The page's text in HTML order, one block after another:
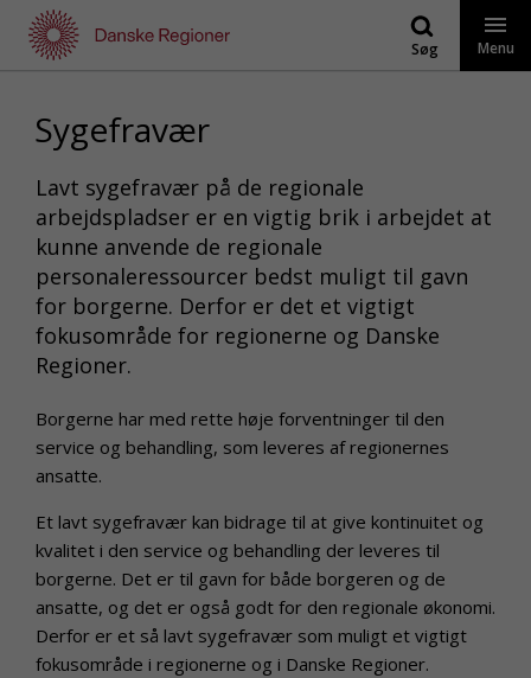
indhold
Søg Menu
Sygefravær
Lavt sygefravær på de regionale
arbejdspladser er en vigtig brik i arbejdet at
kunne anvende de regionale
personaleressourcer bedst muligt til gavn
for borgerne. Derfor er det et vigtigt
fokusområde for regionerne og Danske
Regioner.
Borgerne har med rette høje forventninger til den
service og behandling, som leveres af regionernes
ansatte.
Et lavt sygefravær kan bidrage til at give kontinuitet og
kvalitet i den service og behandling der leveres til
borgerne. Det er til gavn for både borgeren og de
ansatte, og det er også godt for den regionale økonomi.
Derfor er et så lavt sygefravær som muligt et vigtigt
fokusområde i regionerne og i Danske Regioner.